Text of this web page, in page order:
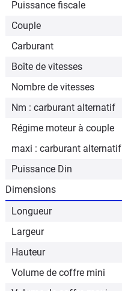
Puissance fiscale
Couple
Carburant
Boîte de vitesses
Nombre de vitesses
Nm : carburant alternatif
Régime moteur à couple
maxi : carburant alternatif
Puissance Din
Dimensions
Longueur
Largeur
Hauteur
Volume de coffre mini